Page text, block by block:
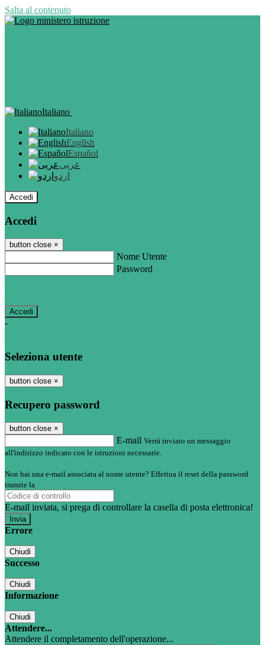
Salta al contenuto
Italiano
Italiano
English
Español
عربى
اردو
Accedi
Accedi
button close ×
Nome Utente
Password
-
Seleziona utente
button close ×
Recupero password
button close ×
E-mail Verrà inviato un messaggio
all'indirizzo indicato con le istruzioni necessarie.
Non hai una e-mail associata al nome utente? Effettua il reset della password
tramite la
E-mail inviata, si prega di controllare la casella di posta elettronica!
Errore
Chiudi
Successo
Chiudi
Informazione
Chiudi
Attendere...
Attendere il completamento dell'operazione...